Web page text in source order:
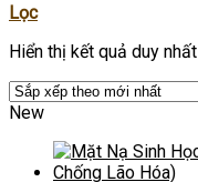
Lọc
Hiển thị kết quả duy nhất
New